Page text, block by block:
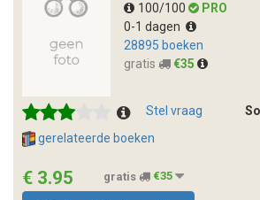
100/100
PRO
0-1 dagen
28895 boeken
gratis
€35
Stel vraag
gerelateerde boeken
€ 3.95 gratis €35